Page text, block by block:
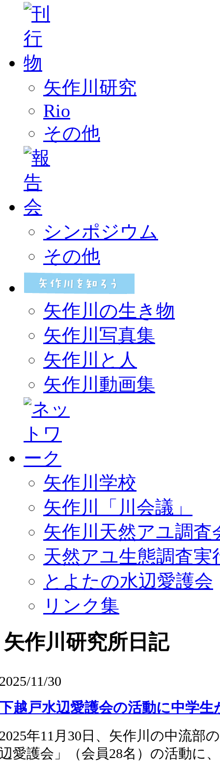
矢作川研究
Rio
その他
シンポジウム
その他
矢作川の生き物
矢作川写真集
矢作川と人
矢作川動画集
矢作川学校
矢作川「川会議」
矢作川天然アユ調査
天然アユ生態調査実
とよたの水辺愛護会
リンク集
矢作川研究所日記
11/30
越戸水辺愛護会の活動に中学
年11月30日、矢作川の中流部
愛護会」（会員28名）の活動に